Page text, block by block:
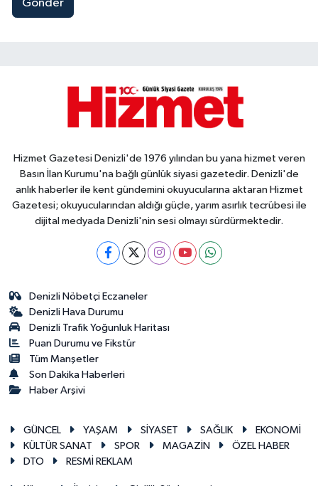
Gönder
Hizmet Gazetesi Denizli'de 1976 yılından bu yana hizmet veren
Basın İlan Kurumu'na bağlı günlük siyasi gazetedir. Denizli'de
anlık haberler ile kent gündemini okuyucularına aktaran Hizmet
Gazetesi; okuyucularından aldığı güçle, yarım asırlık tecrübesi ile
dijital medyada Denizli'nin sesi olmayı sürdürmektedir.
Denizli Nöbetçi Eczaneler
Denizli Hava Durumu
Denizli Trafik Yoğunluk Haritası
Puan Durumu ve Fikstür
Tüm Manşetler
Son Dakika Haberleri
Haber Arşivi
GÜNCEL YAŞAM SİYASET SAĞLIK
EKONOMİ
KÜLTÜR SANAT
SPOR MAGAZİN
ÖZEL HABER
DTO
RESMİ REKLAM